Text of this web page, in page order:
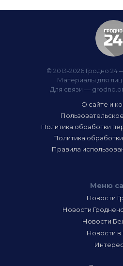
© 2013-2026 Гродно
Материалы для лиц
Для связи —
О сайте и
Политика обработки
Политика
Правила
Меню
Новости
Новости
Новости
Новости в